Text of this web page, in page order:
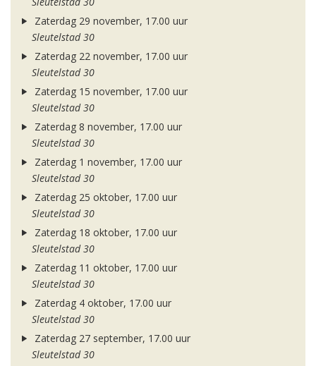
Zaterdag 29 november, 17.00 uur
Sleutelstad 30
Zaterdag 22 november, 17.00 uur
Sleutelstad 30
Zaterdag 15 november, 17.00 uur
Sleutelstad 30
Zaterdag 8 november, 17.00 uur
Sleutelstad 30
Zaterdag 1 november, 17.00 uur
Sleutelstad 30
Zaterdag 25 oktober, 17.00 uur
Sleutelstad 30
Zaterdag 18 oktober, 17.00 uur
Sleutelstad 30
Zaterdag 11 oktober, 17.00 uur
Sleutelstad 30
Zaterdag 4 oktober, 17.00 uur
Sleutelstad 30
Zaterdag 27 september, 17.00 uur
Sleutelstad 30